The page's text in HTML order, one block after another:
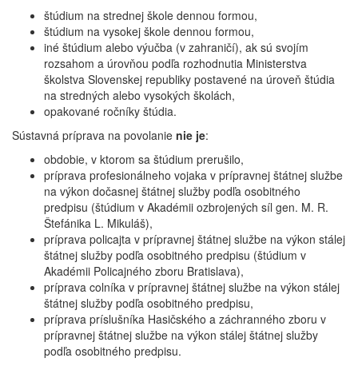
štúdium na strednej škole dennou formou,
štúdium na vysokej škole dennou formou,
iné štúdium alebo výučba (v zahraničí), ak sú svojím
rozsahom a úrovňou podľa rozhodnutia Ministerstva
školstva Slovenskej republiky postavené na úroveň štúdia
na stredných alebo vysokých školách,
opakované ročníky štúdia.
Sústavná príprava na povolanie nie je:
obdobie, v ktorom sa štúdium prerušilo,
príprava profesionálneho vojaka v prípravnej štátnej službe
na výkon dočasnej štátnej služby podľa osobitného
predpisu (štúdium v Akadémii ozbrojených síl gen. M. R.
Štefánika L. Mikuláš),
príprava policajta v prípravnej štátnej službe na výkon stálej
štátnej služby podľa osobitného predpisu (štúdium v
Akadémii Policajného zboru Bratislava),
príprava colníka v prípravnej štátnej službe na výkon stálej
štátnej služby podľa osobitného predpisu,
príprava príslušníka Hasičského a záchranného zboru v
prípravnej štátnej službe na výkon stálej štátnej služby
podľa osobitného predpisu.